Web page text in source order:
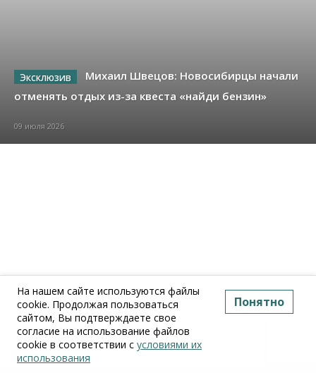
Михаил Швецов: Новосибирцы начали
отменять отдых из-за квеста «найди бензин»
09 июля 2026
На нашем сайте используются файлы
cookie. Продолжая пользоваться
сайтом, Вы подтверждаете свое
согласие на использование файлов
cookie в соответствии с условиями их
использования
Понятно